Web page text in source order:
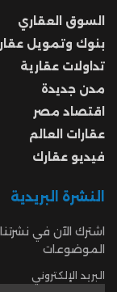
السوق العقاري
بنوك وتمويل
تداولات عقارية
مدن جديدة
اقتصاد مصر
عقارات العالم
فيديو عقارك
النشرة البريدية
اشترك الآن في
الموضوعات
البريد الإلكتروني